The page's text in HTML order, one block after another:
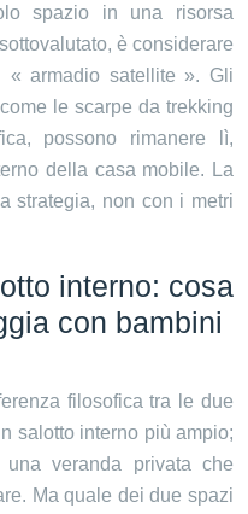
spazio in una risorsa
è considerare
« armadio satellite ». Gli
le scarpe da trekking
possono rimanere lì,
della casa mobile. La
strategia, non con i metri
interno: cosa
con bambini
filosofica tra le due
salotto interno più ampio;
veranda privata che
Ma quale dei due spazi